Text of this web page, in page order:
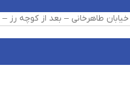
طاهرخانی – بعد از کوچه